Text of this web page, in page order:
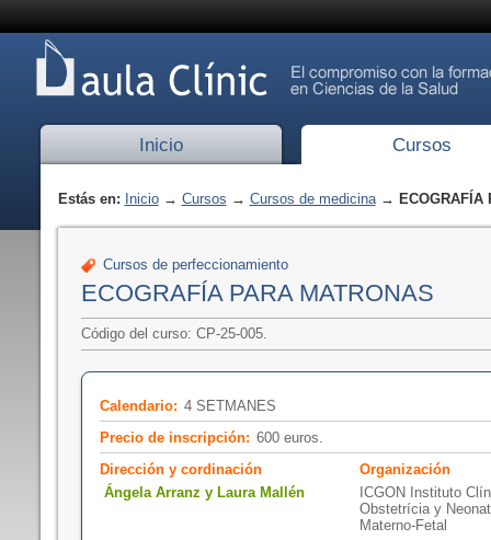
Inicio Cursos
Estás en: Inicio→ Cursos → Cursos de medicina→ ECOGRAFÍA
Cursos de perfeccionamiento
ECOGRAFÍA PARA MATRONAS
Código del curso: CP-25-005.
Calendario: 4 SETMANES
Precio de inscripción: 600 euros.
Dirección y cordinación
Ángela Arranz y Laura Mallén
Organización
ICGON Instituto
Obstetrícia y
Materno-Fetal